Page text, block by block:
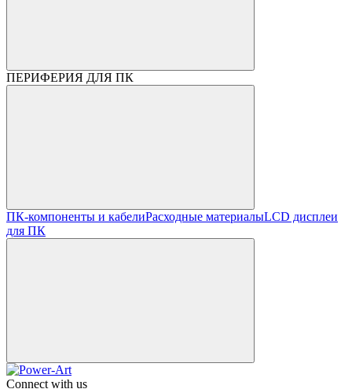
ПЕРИФЕРИЯ ДЛЯ ПК
ПК-компоненты и кабелиРасходные материалыLCD дисплеи
для ПК
Connect with us